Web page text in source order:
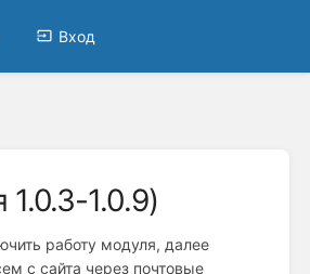
Вход
1.0.9)
работу модуля, далее
с сайта через почтовые